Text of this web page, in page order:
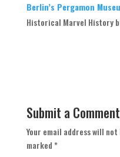
Berlin’s Pergamon
Historical Marvel History
Submit a Comment
Your email address will not
marked*